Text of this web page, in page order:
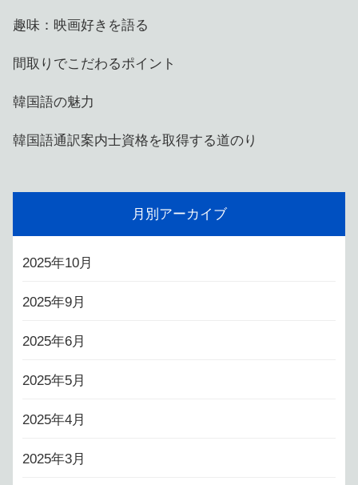
趣味：映画好きを語る
間取りでこだわるポイント
韓国語の魅力
韓国語通訳案内士資格を取得する道のり
月別アーカイブ
2025年10月
2025年9月
2025年6月
2025年5月
2025年4月
2025年3月